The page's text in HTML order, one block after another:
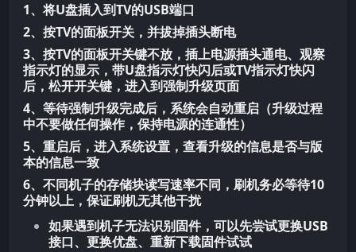
1、将U盘插入到TV的USB端口
2、按TV的面板开关，并拔掉插头断电
3、按TV的面板开关键不放，插上电源插头通电、观察
指示灯的显示，带U盘指示灯快闪后或TV指示灯快闪
后，松开开关键，进入到强制升级页面
4、等待强制升级完成后，系统会自动重启（升级过程
中不要做任何操作，保持电源的连通性）
5、重启后，进入系统设置，查看升级的信息是否与版
本的信息一致
6、不同机子的存储块读写速率不同，刷机务必等待10
分钟以上，保证刷机无其他干扰
如果遇到机子无法识别固件，可以先尝试更换USB
接口、更换优盘、重新下载固件试试